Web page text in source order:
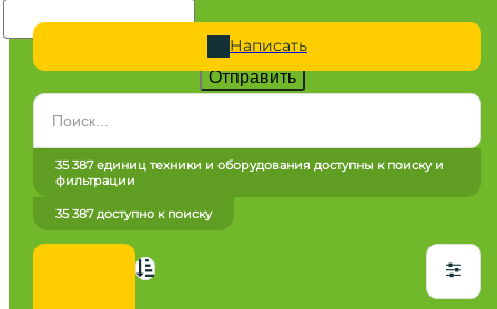
Написать
Марка
Все марки
35 387 единиц техники и оборудования доступны к поиску и
фильтрации
35 387 доступно к поиску
Отправить